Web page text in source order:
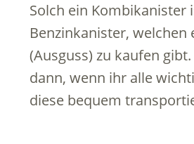
Solch ein
Benzinkanister,
(Ausguss) zu kaufen
dann, wenn ihr alle
diese bequem